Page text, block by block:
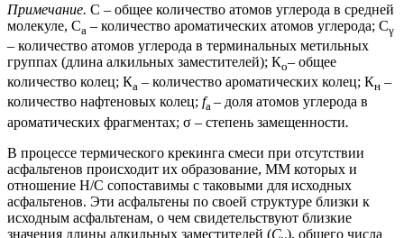
Примечание. С – общее количество атомов углерода в средней
молекуле, Са – количество ароматических атомов углерода; Сγ
– количество атомов углерода в терминальных метильных
группах (длина алкильных заместителей); Ко– общее
количество колец; Ка – количество ароматических колец; Кн –
количество нафтеновых колец; fa – доля атомов углерода в
ароматических фрагментах; σ – степень замещенности.
В процессе термического крекинга смеси при отсутствии
асфальтенов происходит их образование, ММ которых и
отношение Н/С сопоставимы с таковыми для исходных
асфальтенов. Эти асфальтены по своей структуре близки к
исходным асфальтенам, о чем свидетельствуют близкие
значения длины алкильных заместителей (С ), общего числа